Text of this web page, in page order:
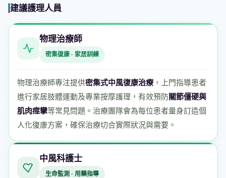
建議護理人員
物理治療師
密集復康 · 家居訓練
物理治療師專注提供密集式中風復康治療，上門指導患者
進行家居肢體運動及專業按摩護理，有效預防關節僵硬與
肌肉痙攣等常見問題。治療團隊會為每位患者量身訂造個
人化復康方案，確保治療切合實際狀況與需要。
中風科護士
生命監測 · 用藥指導